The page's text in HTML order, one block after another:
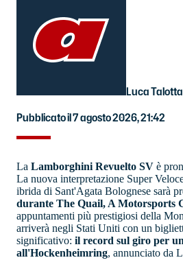
Luca Talotta
Pubblicato il 7 agosto 2026, 21:42
La Lamborghini Revuelto SV è
La nuova interpretazione Super
ibrida di Sant'Agata Bolognese sarà
durante The Quail, A Motorsports
appuntamenti più prestigiosi della
arriverà negli Stati Uniti con un
significativo: il record sul giro per
all'Hockenheimring, annunciato da